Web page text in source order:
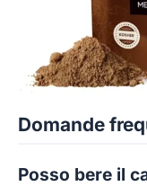
Domande
Posso bere il